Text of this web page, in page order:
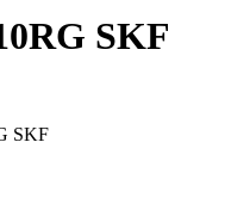
SKF
SKF